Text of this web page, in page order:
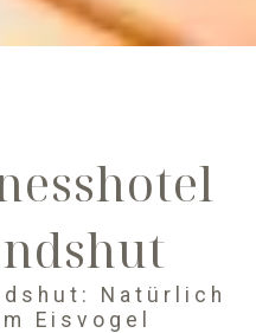
Natürlich
Eisvogel